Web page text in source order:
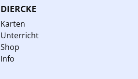
DIERCKE
Karten
Unterricht
Shop
Info